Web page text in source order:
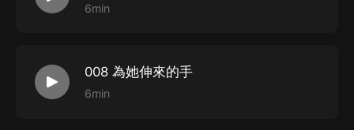
6min
008 為她伸來的手
6min